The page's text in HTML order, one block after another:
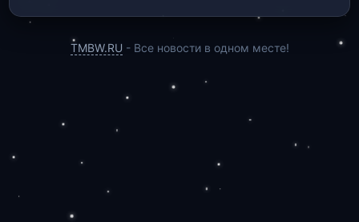
TMBW.RU - Все новости в одном месте!